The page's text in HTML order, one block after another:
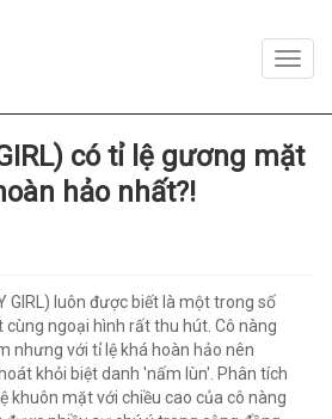
có tỉ lệ gương mặt
hảo nhất?!
GIRL) luôn được biết là một trong số
ngoại hình rất thu hút. Cô nàng
nhưng với tỉ lệ khá hoàn hảo nên
khỏi biệt danh 'nấm lùn'. Phân tích
khuôn mặt với chiều cao của cô nàng